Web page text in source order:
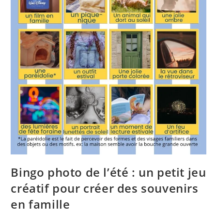
Bingo photo de l’été : un petit jeu
créatif pour créer des souvenirs
en famille